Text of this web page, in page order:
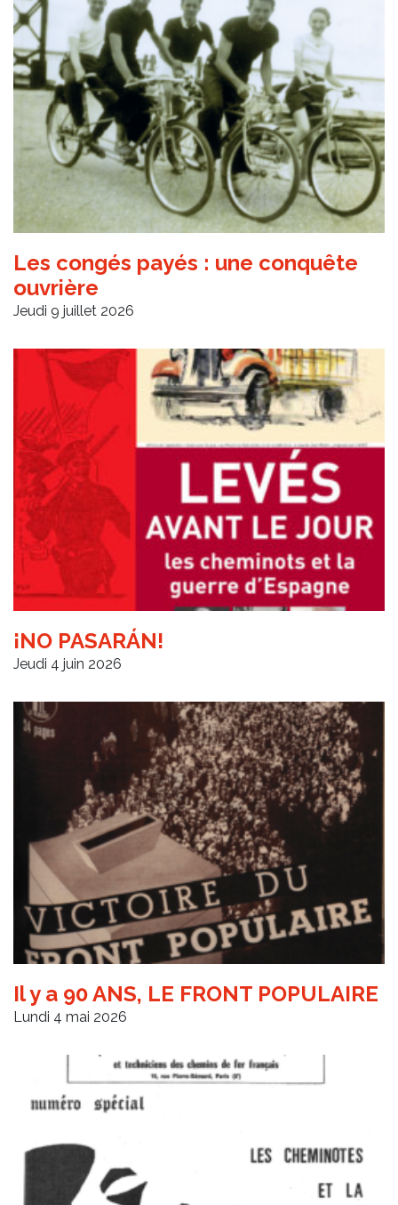
Les congés payés : une conquête
ouvrière
Jeudi 9 juillet 2026
¡NO PASARÁN!
Jeudi 4 juin 2026
Il y a 90 ANS, LE FRONT POPULAIRE
Lundi 4 mai 2026